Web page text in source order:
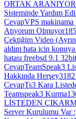
ORTAK
Sisteminde Yardım
CevapVPS makinama
Atıyorum Olmuyor
Çektiğim Video
aldım hata icin
hatası freebsd 9.1 32bit
CevapTeamSpeak3
Hakkında Herşey
CevapTs3 Kara
Teamspeak3 Kurma
LİSTEDEN
Server Kurulumu Var